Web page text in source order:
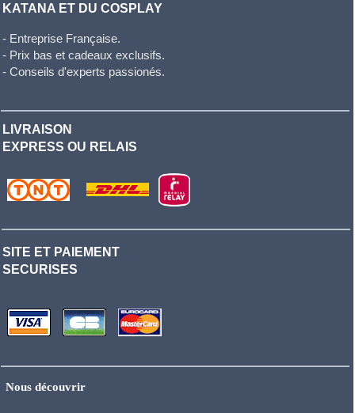
KATANA ET DU COSPLAY
- Entreprise Française.
- Prix bas et cadeaux exclusifs.
- Conseils d'experts passionés.
LIVRAISON
EXPRESS OU RELAIS
SITE ET PAIEMENT
SECURISES
Nous découvrir